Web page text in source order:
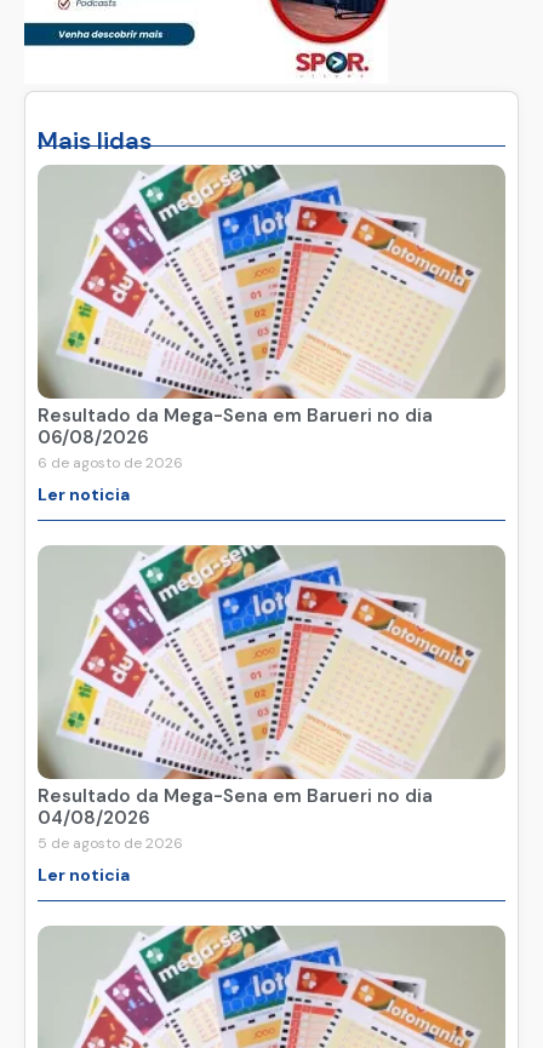
Mais lidas
Resultado da Mega-Sena em Barueri no dia
06/08/2026
6 de agosto de 2026
Ler noticia
Resultado da Mega-Sena em Barueri no dia
04/08/2026
5 de agosto de 2026
Ler noticia